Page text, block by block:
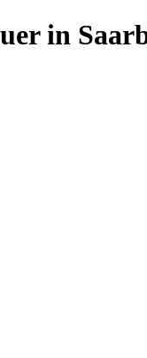
in